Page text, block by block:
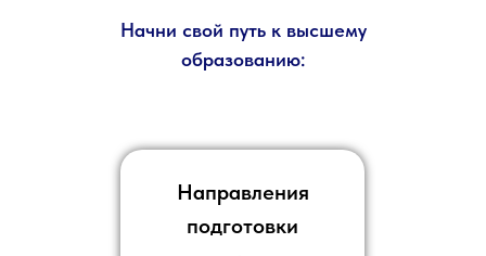
Направления
подготовки
Начни свой путь к высшему
образованию: